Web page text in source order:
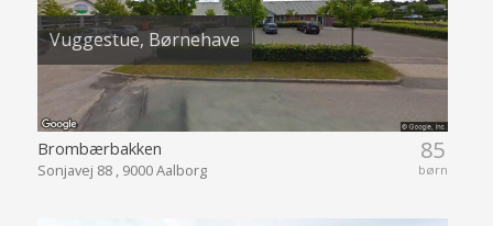
Vuggestue, Børnehave
85
børn
Brombærbakken
Sonjavej 88 , 9000 Aalborg